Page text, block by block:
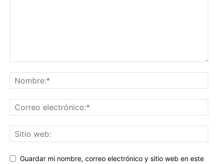
Guardar mi nombre, correo electrónico y sitio web en este